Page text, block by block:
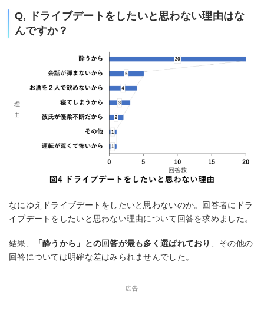
Q, ドライブデートをしたいと思わない理由はな
んですか？
なにゆえドライブデートをしたいと思わないのか。回答者にドラ
イブデートをしたいと思わない理由について回答を求めました。
結果、 「酔うから」との回答が最も多く選ばれており 、その他の
回答については明確な差はみられませんでした。
広告